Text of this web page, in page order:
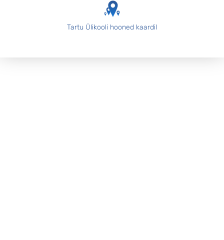
Tartu Ülikooli hooned kaardil